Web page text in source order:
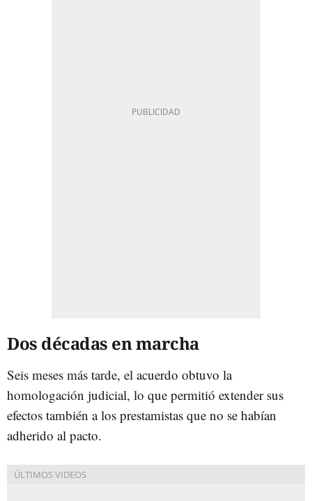
Dos décadas en marcha
Seis meses más tarde, el acuerdo obtuvo la
homologación judicial, lo que permitió extender sus
efectos también a los prestamistas que no se habían
adherido al pacto.